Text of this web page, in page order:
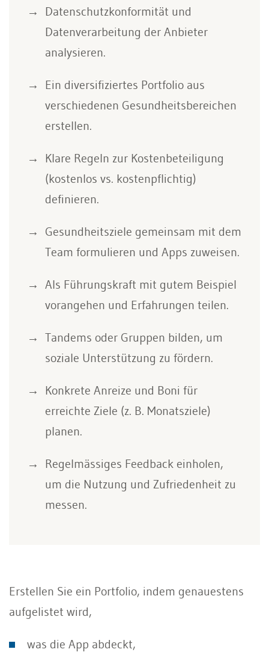
Datenschutzkonformität und
Datenverarbeitung der Anbieter
analysieren.
Ein diversifiziertes Portfolio aus
verschiedenen Gesundheitsbereichen
erstellen.
Klare Regeln zur Kostenbeteiligung
(kostenlos vs. kostenpflichtig)
definieren.
Gesundheitsziele gemeinsam mit dem
Team formulieren und Apps zuweisen.
Als Führungskraft mit gutem Beispiel
vorangehen und Erfahrungen teilen.
Tandems oder Gruppen bilden, um
soziale Unterstützung zu fördern.
Konkrete Anreize und Boni für
erreichte Ziele (z. B. Monatsziele)
planen.
Regelmässiges Feedback einholen,
um die Nutzung und Zufriedenheit zu
messen.
Erstellen Sie ein Portfolio, indem genauestens
aufgelistet wird,
was die App abdeckt,